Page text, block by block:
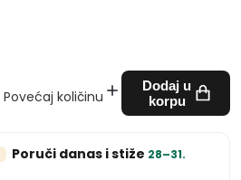
Povećaj količinu
Dodaj u
korpu
Poruči danas i stiže 28–31.